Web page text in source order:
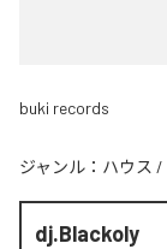
buki records
ジャンル： ハウス /
dj.Blackoly